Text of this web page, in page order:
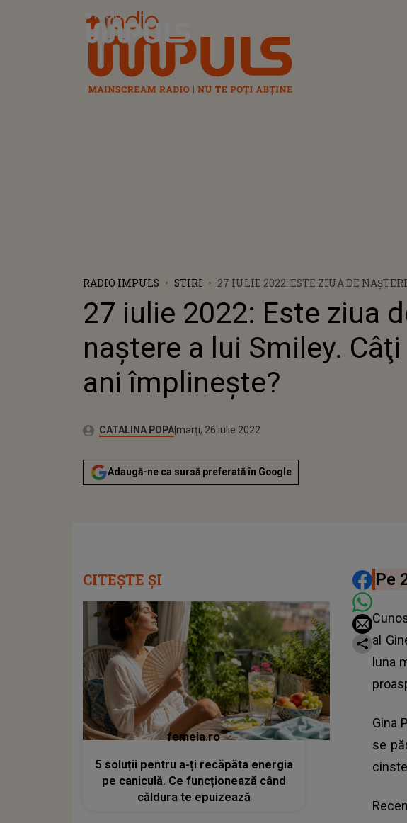
Radio Impuls
RADIO IMPULS STIRI
27 IULIE 2022: ESTE ZIUA DE
27 iulie 2022: Este ziua
naştere a lui Smiley. Câţi
ani împlineşte?
Autor:CATALINA POPAPublicat:
marți, 26 iulie 2022
Actualizat:
marți, 26 iulie 2022
Adaugă-ne ca sursă preferată în Google
Pe
al
luna
Gina
se
CITEȘTE ȘI
femeia.ro
5 soluții pentru a-ți recăpăta energia
pe caniculă. Ce funcționează când
căldura te epuizează